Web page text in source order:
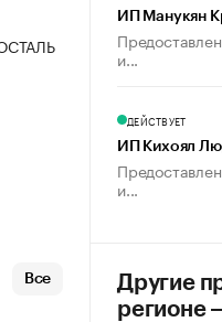
Все
ИП Манукян
и...
ДЕЙСТВУЕТ
ИП Кихоял
и...
Другие
регионе